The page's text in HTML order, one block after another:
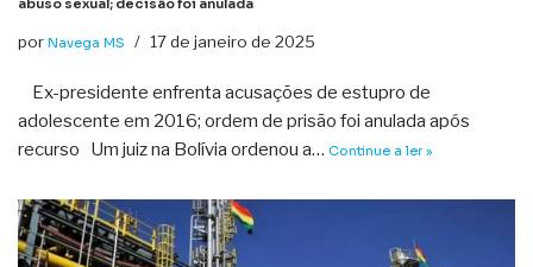
abuso sexual; decisão foi anulada
por Navega MS 17 de janeiro de 2025
Ex-presidente enfrenta acusações de estupro de
adolescente em 2016; ordem de prisão foi anulada após
recurso Um juiz na Bolívia ordenou a… Continue a ler »